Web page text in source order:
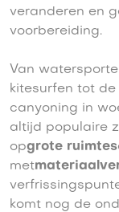
veranderen en
voorbereiding.
Van
kitesurfen tot
canyoning in
altijd populaire
opgrote ruimtes
met
komt nog de